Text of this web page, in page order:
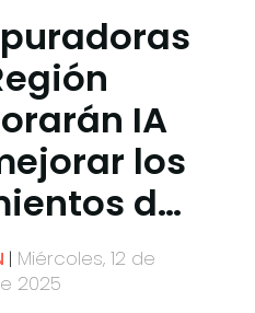
IA
los
de
del
Miércoles, 12 de
2025